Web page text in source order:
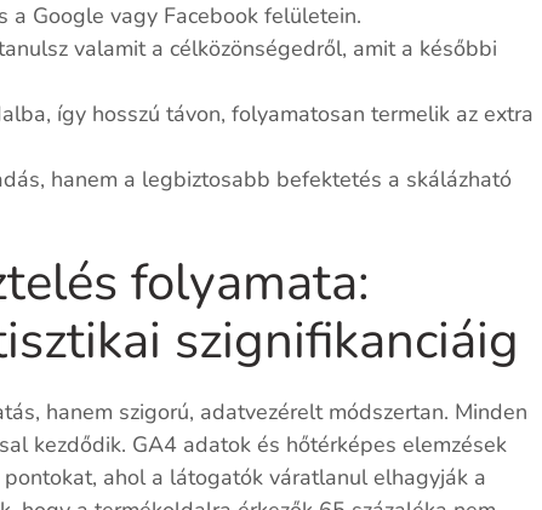
Google vagy Facebook felületein.
valamit a célközönségedről, amit a későbbi
így hosszú távon, folyamatosan termelik az extra
hanem a legbiztosabb befektetés a skálázható
folyamata:
szignifikanciáig
hanem szigorú, adatvezérelt módszertan. Minden
kezdődik. GA4 adatok és hőtérképes elemzések
ahol a látogatók váratlanul elhagyják a